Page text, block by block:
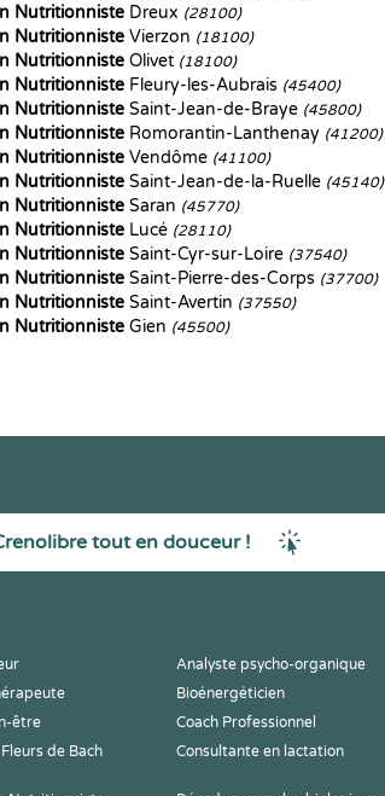
Nutritionniste Dreux (28100)
Nutritionniste Vierzon (18100)
Nutritionniste Olivet (18100)
Nutritionniste Fleury-les-Aubrais (45400)
Nutritionniste Saint-Jean-de-Braye (45800)
Nutritionniste Romorantin-Lanthenay (41200)
Nutritionniste Vendôme (41100)
Nutritionniste Saint-Jean-de-la-Ruelle (45140)
Nutritionniste Saran (45770)
Nutritionniste Lucé (28110)
Nutritionniste Saint-Cyr-sur-Loire (37540)
Nutritionniste Saint-Pierre-des-Corps (37700)
Nutritionniste Saint-Avertin (37550)
Nutritionniste Gien (45500)
tout en douceur !
Analyste psycho-organique
Bioénergéticien
être Coach Professionnel
de Bach Consultante en lactation